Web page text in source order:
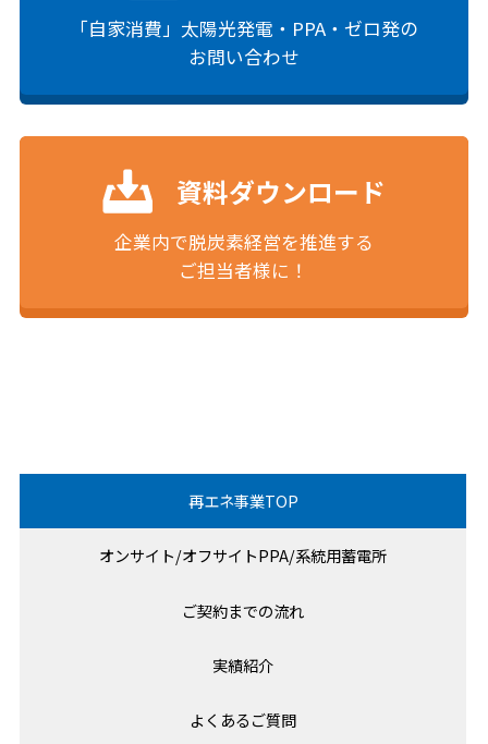
「自家消費」太陽光発電・PPA・ゼロ発の
お問い合わせ
資料ダウンロード
企業内で脱炭素経営を推進する
ご担当者様に！
再エネ事業TOP
オンサイト/オフサイトPPA/系統用蓄電所
ご契約までの流れ
実績紹介
よくあるご質問